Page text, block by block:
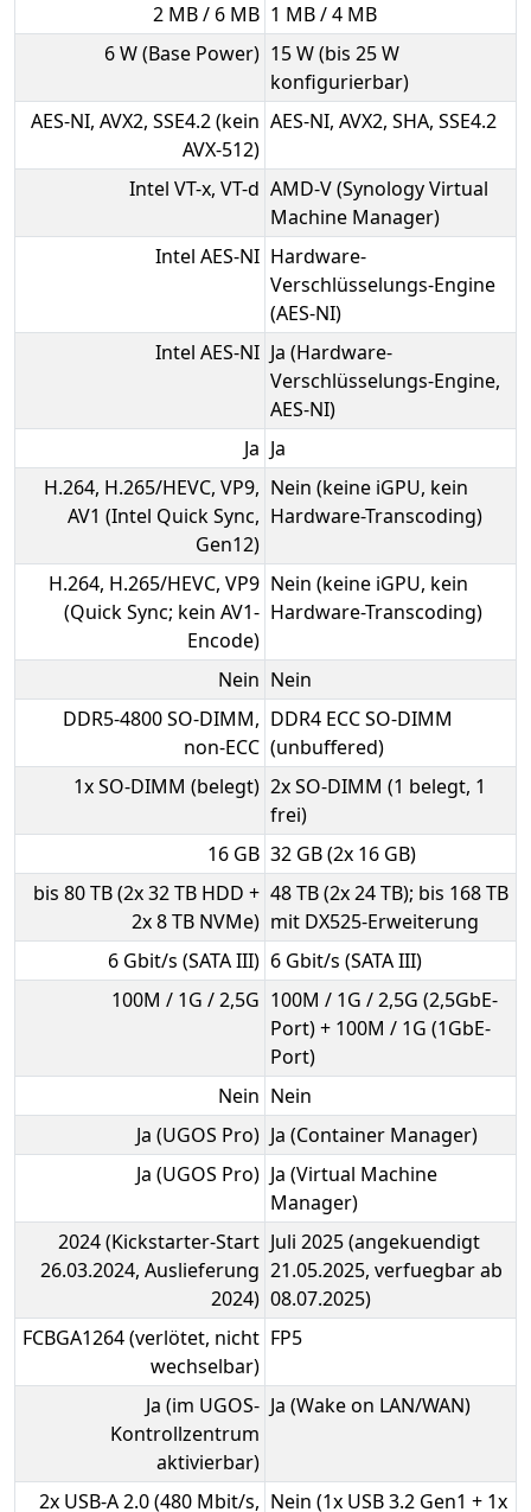
2 MB / 6 MB 1 MB / 4 MB
6 W (Base Power) 15 W (bis 25 W
konfigurierbar)
AES-NI, AVX2, SSE4.2 (kein
AVX-512)
AES-NI, AVX2, SHA, SSE4.2
Intel VT-x, VT-d AMD-V (Synology Virtual
Machine Manager)
Intel AES-NI Hardware-
Verschlüsselungs-Engine
(AES-NI)
Intel AES-NI Ja (Hardware-
Verschlüsselungs-Engine,
AES-NI)
Ja Ja
H.264, H.265/HEVC, VP9,
AV1 (Intel Quick Sync,
Gen12)
Nein (keine iGPU, kein
Hardware-Transcoding)
H.264, H.265/HEVC, VP9
(Quick Sync; kein AV1-
Encode)
Nein (keine iGPU, kein
Hardware-Transcoding)
Nein Nein
DDR5-4800 SO-DIMM,
non-ECC
DDR4 ECC SO-DIMM
(unbuffered)
1x SO-DIMM (belegt) 2x SO-DIMM (1 belegt, 1
frei)
16 GB 32 GB (2x 16 GB)
bis 80 TB (2x 32 TB HDD +
2x 8 TB NVMe)
48 TB (2x 24 TB); bis 168 TB
mit DX525-Erweiterung
6 Gbit/s (SATA III) 6 Gbit/s (SATA III)
100M / 1G / 2,5G 100M / 1G / 2,5G (2,5GbE-
Port) + 100M / 1G (1GbE-
Port)
Nein Nein
Ja (UGOS Pro) Ja (Container Manager)
Ja (UGOS Pro) Ja (Virtual Machine
Manager)
2024 (Kickstarter-Start
26.03.2024, Auslieferung
2024)
Juli 2025 (angekuendigt
21.05.2025, verfuegbar ab
08.07.2025)
FCBGA1264 (verlötet, nicht
wechselbar)
FP5
Ja (im UGOS-
Kontrollzentrum
aktivierbar)
Ja (Wake on LAN/WAN)
2x USB-A 2.0 (480 Mbit/s, Nein (1x USB 3.2 Gen1 + 1x